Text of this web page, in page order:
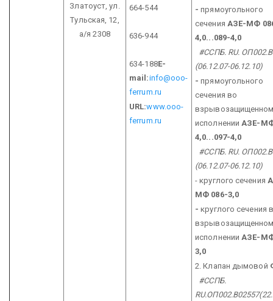
Златоуст, ул.
Тульская, 12,
а/я 2308
664-544
636-944
634-188E-
mail:info@ooo-
ferrum.ru
URL:www.ooo-
ferrum.ru
-прямоугольного
сечения АЗЕ-МФ
4,0...089-4,0
#ССПБ. RU.
(06.12.07-06.12.10)
-прямоугольного
сечения во
исполнении АЗЕ-
4,0...097-4,0
#ССПБ. RU.
(06.12.07-06.12.10)
- круглого сечения
МФ 086-3,0
-круглого сечения
исполнении АЗЕ-
3,0
2. Клапан дымовой
#ССПБ.